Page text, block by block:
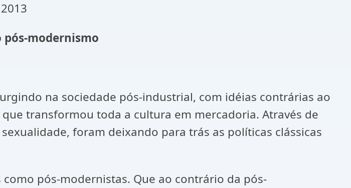
2013
pós-modernismo
na sociedade pós-industrial, com idéias contrárias ao
transformou toda a cultura em mercadoria. Através de
foram deixando para trás as políticas clássicas
pós-modernistas. Que ao contrário da pós-